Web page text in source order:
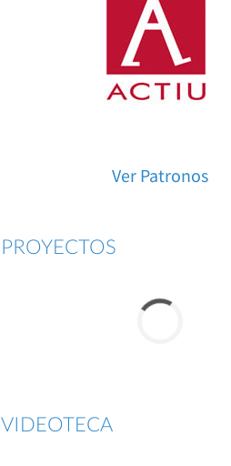
Ver Patronos
PROYECTOS
VIDEOTECA